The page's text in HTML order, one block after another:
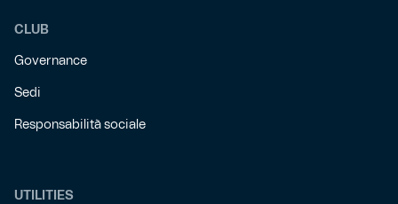
CLUB
Governance
Sedi
Responsabilità sociale
UTILITIES